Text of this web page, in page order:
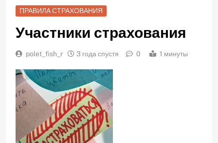
ПРАВИЛА СТРАХОВАНИЯ
Участники страхования
polet_fish_r 3 года спустя 0 1 минуты